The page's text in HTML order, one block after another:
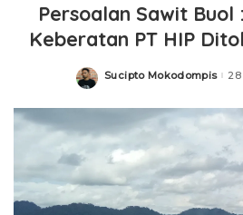
Persoalan Sawit Buol
Keberatan PT HIP
Posted
Sucipto Mokodompis